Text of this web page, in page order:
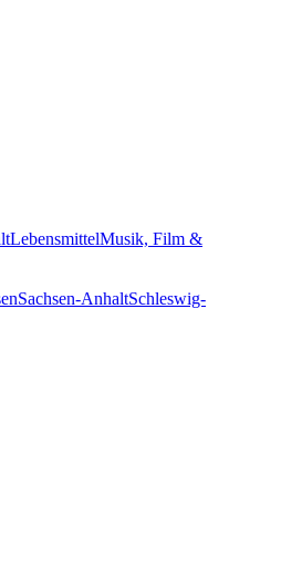
LebensmittelMusik, Film &
Sachsen-AnhaltSchleswig-